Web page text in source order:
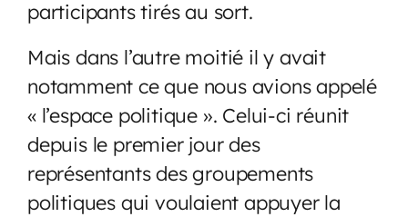
participants tirés au sort.
Mais dans l’autre moitié il y avait
notamment ce que nous avions appelé
« l’espace politique ». Celui-ci réunit
depuis le premier jour des
représentants des groupements
politiques qui voulaient appuyer la